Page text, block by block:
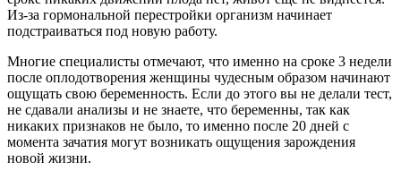
Из-за гормональной перестройки организм начинает
подстраиваться под новую работу.
Многие специалисты отмечают, что именно на сроке 3 недели
после оплодотворения женщины чудесным образом начинают
ощущать свою беременность. Если до этого вы не делали тест,
не сдавали анализы и не знаете, что беременны, так как
никаких признаков не было, то именно после 20 дней с
момента зачатия могут возникать ощущения зарождения
новой жизни.